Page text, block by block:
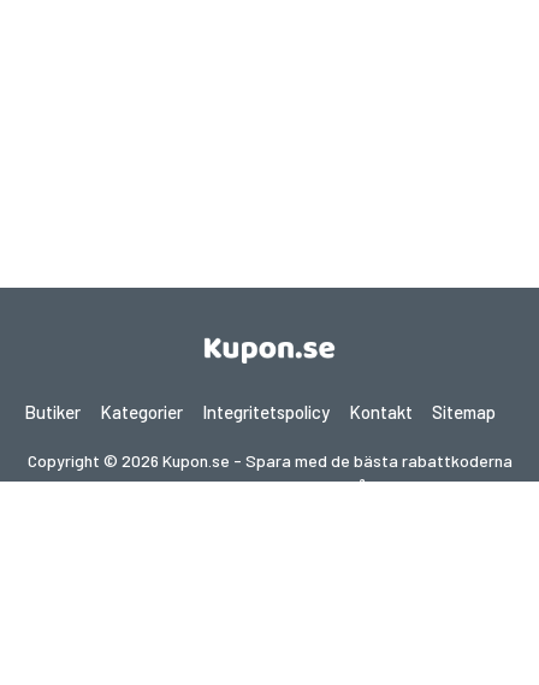
Butiker Kategorier Integritetspolicy Kontakt Sitemap
Copyright © 2026 Kupon.se - Spara med de bästa rabattkoderna
2026. Alla rättigheter förbehållna.